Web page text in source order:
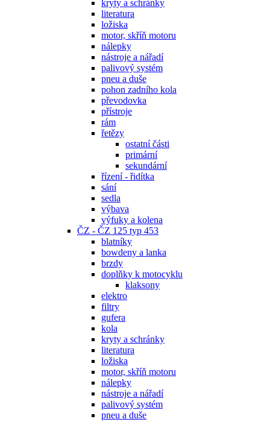
kryty a schránky
literatura
ložiska
motor, skříň motoru
nálepky
nástroje a nářadí
palivový systém
pneu a duše
pohon zadního kola
převodovka
přístroje
rám
řetězy
ostatní části
primární
sekundární
řízení - řidítka
sání
sedla
výbava
výfuky a kolena
ČZ - ČZ 125 typ 453
blatníky
bowdeny a lanka
brzdy
doplňky k motocyklu
klaksony
elektro
filtry
gufera
kola
kryty a schránky
literatura
ložiska
motor, skříň motoru
nálepky
nástroje a nářadí
palivový systém
pneu a duše